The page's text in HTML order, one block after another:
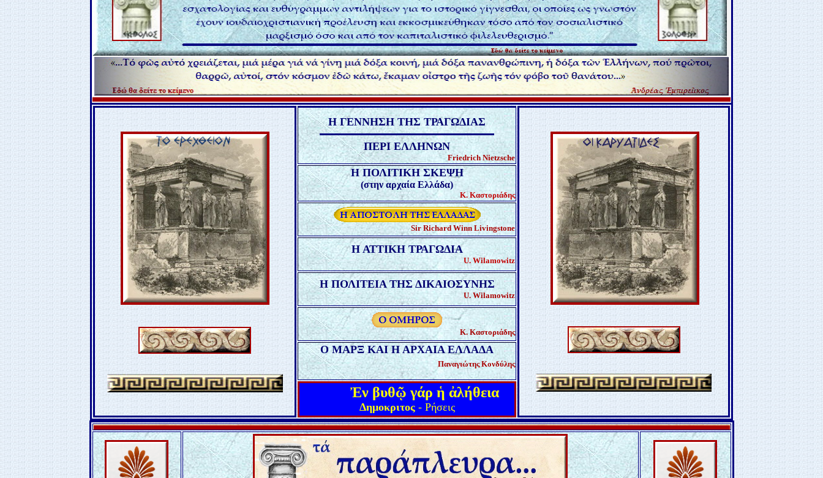
Η ΓΕΝΝΗΣΗ ΤΗΣ ΤΡΑΓΩΔΙΑΣ
ΠΕΡΙ ΕΛΛΗΝΩΝ
Friedrich Nietzsche
Η ΠΟΛΙΤΙΚΗ ΣΚΕΨΗ
(στην αρχαία Ελλάδα)
Κ. Καστοριάδης
Sir Richard Winn Livingstone
Η ΑΤΤΙΚΗ ΤΡΑΓΩΔΙΑ
U. Wilamowitz
Η ΠΟΛΙΤΕΙΑ ΤΗΣ ΔΙΚΑΙΟΣΥΝΗΣ
U. Wilamowitz
Κ. Καστοριάδης
Ο ΜΑΡΞ ΚΑΙ Η ΑΡΧΑΙΑ ΕΛΛΑΔΑ
Παναγιώτης Κονδύλης
Ἐν βυθῷ γάρ ἡ ἀλήθεια
Δημοκριτος- Ρήσεις